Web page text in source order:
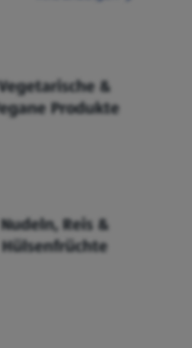
&
Produkte
Nudeln, Reis &
Hülsenfrüchte